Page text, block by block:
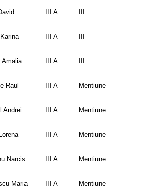
III A
III A
Amalia III A
Raul III A Mentiune
Andrei III A Mentiune
III A Mentiune
Narcis III A Mentiune
Maria III A Mentiune